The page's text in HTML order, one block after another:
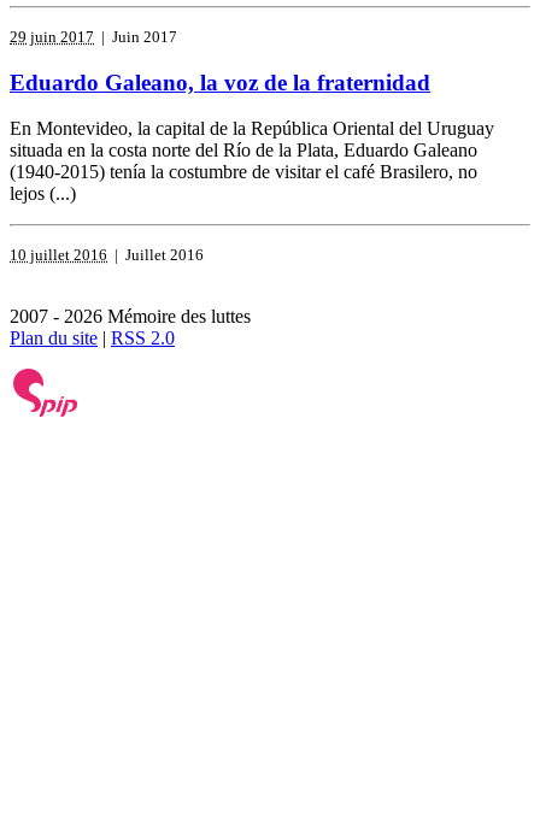
29 juin 2017 | Juin 2017
Eduardo Galeano, la voz de la fraternidad
En Montevideo, la capital de la República Oriental del Uruguay
situada en la costa norte del Río de la Plata, Eduardo Galeano
(1940-2015) tenía la costumbre de visitar el café Brasilero, no
lejos (...)
10 juillet 2016 | Juillet 2016
2007 - 2026 Mémoire des luttes
Plan du site | RSS 2.0